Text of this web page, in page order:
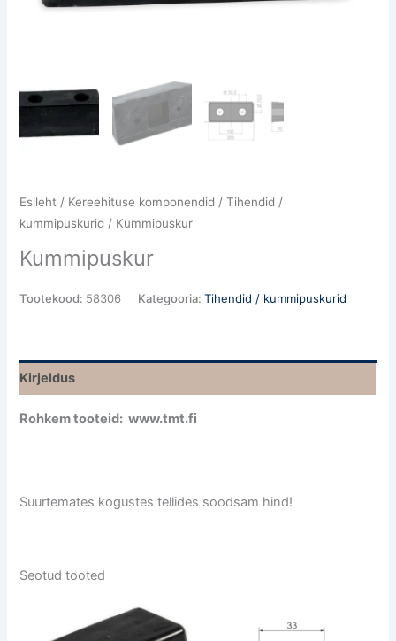
Esileht / Kereehituse komponendid /Tihendid /
kummipuskurid / Kummipuskur
Kummipuskur
Tootekood: 58306 Kategooria:Tihendid / kummipuskurid
Kirjeldus
Rohkem tooteid: www.tmt.fi
Suurtemates kogustes tellides soodsam hind!
Seotud tooted